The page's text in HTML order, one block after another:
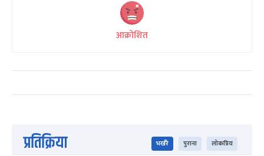
आक्रोशित
प्रतिक्रिया भर्खरै पुराना लोकप्रिय